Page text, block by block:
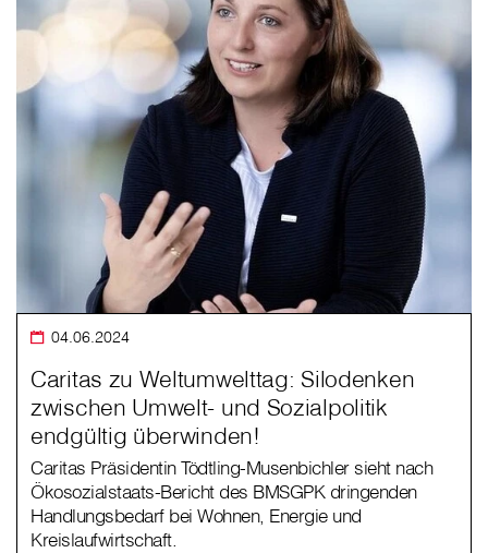
04.06.2024
Caritas zu Weltumwelttag: Silodenken
zwischen Umwelt- und Sozialpolitik
endgültig überwinden!
Caritas Präsidentin Tödtling-Musenbichler sieht nach
Ökosozialstaats-Bericht des BMSGPK dringenden
Handlungsbedarf bei Wohnen, Energie und
Kreislaufwirtschaft.